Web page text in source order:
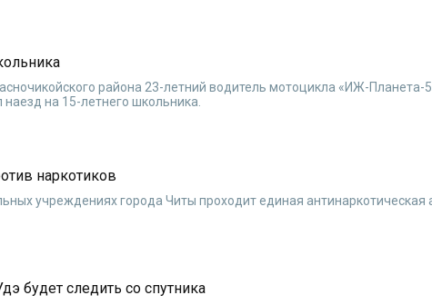
района 23-летний водитель мотоцикла «ИЖ-Планета-
на 15-летнего школьника.
наркотиков
учреждениях города Читы проходит единая антинаркотическая
будет следить со спутника